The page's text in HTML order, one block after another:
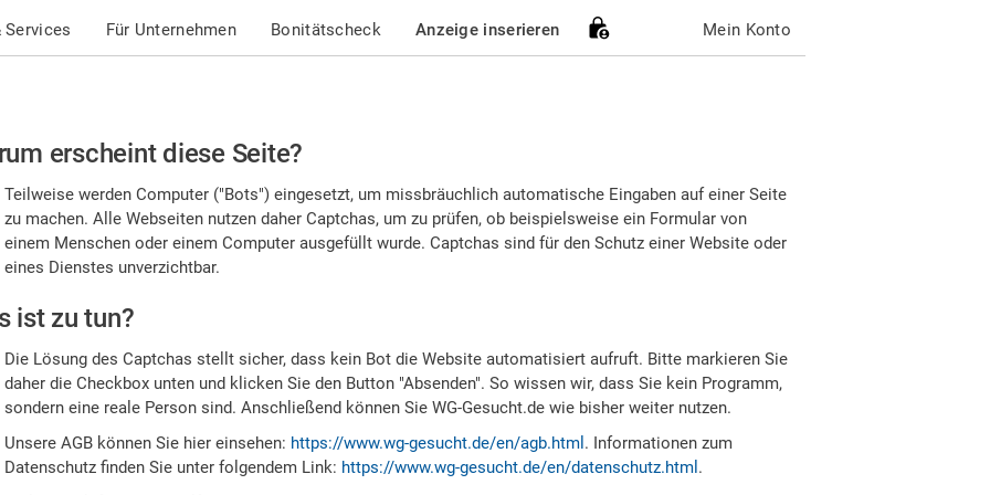
Services Für Unternehmen Bonitätscheck Anzeige inserieren Mein Konto
erscheint diese Seite?
Teilweise werden Computer ("Bots") eingesetzt, um missbräuchlich automatische Eingaben auf einer Seite
zu machen. Alle Webseiten nutzen daher Captchas, um zu prüfen, ob beispielsweise ein Formular von
einem Menschen oder einem Computer ausgefüllt wurde. Captchas sind für den Schutz einer Website oder
eines Dienstes unverzichtbar.
ist zu tun?
Die Lösung des Captchas stellt sicher, dass kein Bot die Website automatisiert aufruft. Bitte markieren Sie
daher die Checkbox unten und klicken Sie den Button "Absenden". So wissen wir, dass Sie kein Programm,
sondern eine reale Person sind. Anschließend können Sie WG-Gesucht.de wie bisher weiter nutzen.
Unsere AGB können Sie hier einsehen: https://www.wg-gesucht.de/en/agb.html . Informationen zum
Datenschutz finden Sie unter folgendem Link: https://www.wg-gesucht.de/en/datenschutz.html .